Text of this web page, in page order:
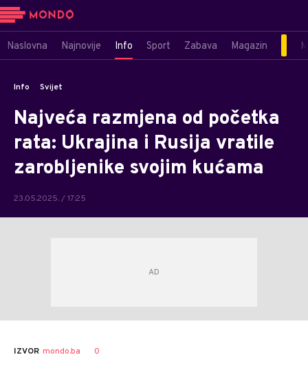
Naslovna Najnovije Info Sport Zabava Magazin
Info Svijet
Najveća razmjena od početka
rata: Ukrajina i Rusija vratile
zarobljenike svojim kućama
23.05.2025. / 17:25
IZVOR mondo.ba 0